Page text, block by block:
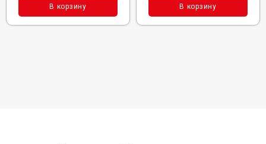
В корзину В корзину